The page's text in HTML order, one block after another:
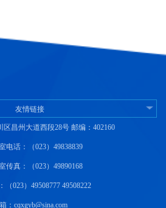
友情链接
昌州大道西段28号 邮编：402160
电话：（023）49838839
传真：（023）49890168
（023）49508777 49508222
：cqxgyb@sina.com